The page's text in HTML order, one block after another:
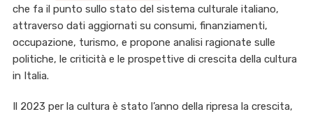
che fa il punto sullo stato del sistema culturale italiano,
attraverso dati aggiornati su consumi, finanziamenti,
occupazione, turismo, e propone analisi ragionate sulle
politiche, le criticità e le prospettive di crescita della cultura
in Italia.
Il 2023 per la cultura è stato l’anno della ripresa la crescita,